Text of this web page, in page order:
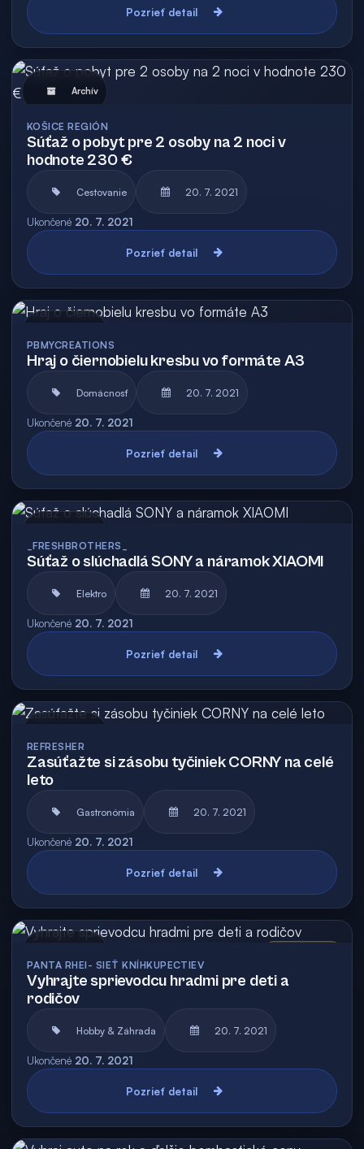
Pozrieť detail
Archív
KOŠICE REGIÓN
Súťaž o pobyt pre 2 osoby na 2 noci v
hodnote 230 €
Cestovanie 20. 7. 2021
Ukončené 20. 7. 2021
Pozrieť detail
PBMYCREATIONS
Hraj o čiernobielu kresbu vo formáte A3
Domácnosť 20. 7. 2021
Ukončené 20. 7. 2021
Pozrieť detail
_FRESHBROTHERS_
Súťaž o slúchadlá SONY a náramok XIAOMI
Elektro 20. 7. 2021
Ukončené 20. 7. 2021
Pozrieť detail
REFRESHER
Zasúťažte si zásobu tyčiniek CORNY na celé
leto
Gastronómia 20. 7. 2021
Ukončené 20. 7. 2021
Pozrieť detail
PANTA RHEI- SIEŤ KNÍHKUPECTIEV
Vyhrajte sprievodcu hradmi pre deti a
rodičov
Hobby & Záhrada 20. 7. 2021
Ukončené 20. 7. 2021
Pozrieť detail